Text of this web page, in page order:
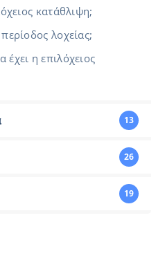
κατάθλιψη;
λοχείας;
η επιλόχειος
13
26
19